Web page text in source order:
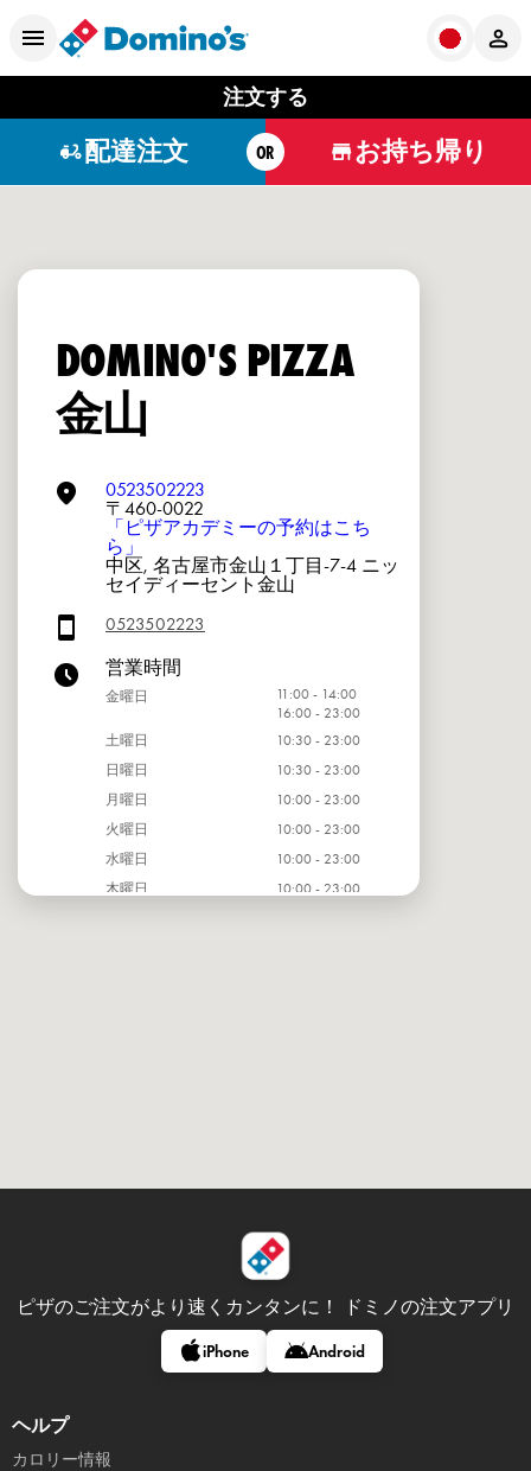
注文する
配達注文 OR お持ち帰り
DOMINO'S PIZZA
金山
0523502223
〒460-0022
「ピザアカデミーの予約はこち
ら」
中区, 名古屋市金山１丁目-7-4 ニッ
セイディーセント金山
0523502223
営業時間
金曜日
11:00 - 14:00
16:00 - 23:00
土曜日
10:30 - 23:00
日曜日
10:30 - 23:00
月曜日
10:00 - 23:00
火曜日
10:00 - 23:00
水曜日
10:00 - 23:00
木曜日
10:00 - 23:00
ピザのご注文がより速くカンタンに！ ドミノの注文アプリ
iPhone Android
ヘルプ
カロリー情報